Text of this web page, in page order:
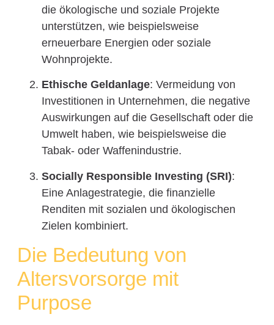
die ökologische und soziale Projekte
unterstützen, wie beispielsweise
erneuerbare Energien oder soziale
Wohnprojekte.
Ethische Geldanlage: Vermeidung von
Investitionen in Unternehmen, die negative
Auswirkungen auf die Gesellschaft oder die
Umwelt haben, wie beispielsweise die
Tabak- oder Waffenindustrie.
Socially Responsible Investing (SRI):
Eine Anlagestrategie, die finanzielle
Renditen mit sozialen und ökologischen
Zielen kombiniert.
Die Bedeutung von
Altersvorsorge mit
Purpose